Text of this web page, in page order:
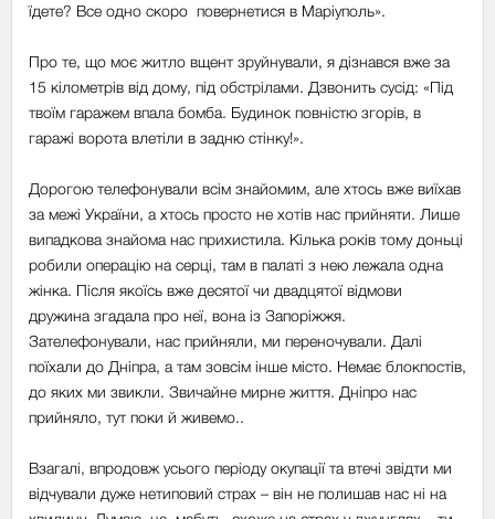
їдете? Все одно скоро повернетися в Маріуполь».
Про те, що моє житло вщент зруйнували, я дізнався вже за
15 кілометрів від дому, під обстрілами. Дзвонить сусід: «Під
твоїм гаражем впала бомба. Будинок повністю згорів, в
гаражі ворота влетіли в задню стінку!».
Дорогою телефонували всім знайомим, але хтось вже виїхав
за межі України, а хтось просто не хотів нас прийняти. Лише
випадкова знайома нас прихистила. Кілька років тому доньці
робили операцію на серці, там в палаті з нею лежала одна
жінка. Після якоїсь вже десятої чи двадцятої відмови
дружина згадала про неї, вона із Запоріжжя.
Зателефонували, нас прийняли, ми переночували. Далі
поїхали до Дніпра, а там зовсім інше місто. Немає блокпостів,
до яких ми звикли. Звичайне мирне життя. Дніпро нас
прийняло, тут поки й живемо..
Взагалі, впродовж усього періоду окупації та втечі звідти ми
відчували дуже нетиповий страх – він не полишав нас ні на